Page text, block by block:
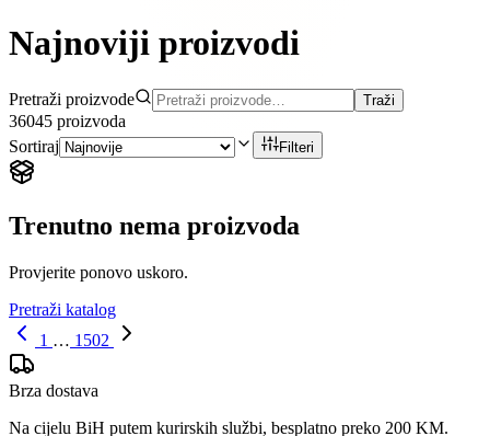
Najnoviji proizvodi
Pretraži proizvode Traži
36045 proizvoda
Sortiraj
Filteri
Trenutno nema proizvoda
Provjerite ponovo uskoro.
Pretraži katalog
1 … 1502
Brza dostava
Na cijelu BiH putem kurirskih službi, besplatno preko 200 KM.